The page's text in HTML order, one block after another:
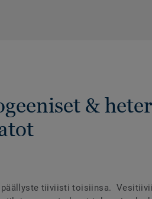
&
tiiviisti toisiinsa.